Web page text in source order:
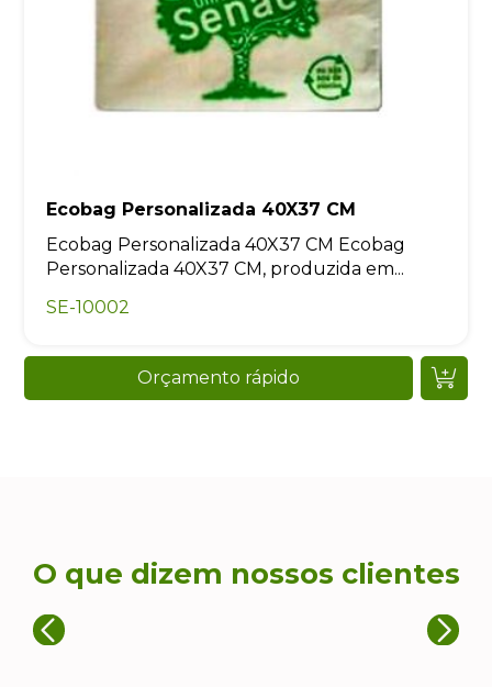
Ecobag Personalizada 40X37 CM
Ecobag Personalizada 40X37 CM Ecobag
Personalizada 40X37 CM, produzida em...
SE-10002
Orçamento rápido
O que dizem nossos clientes